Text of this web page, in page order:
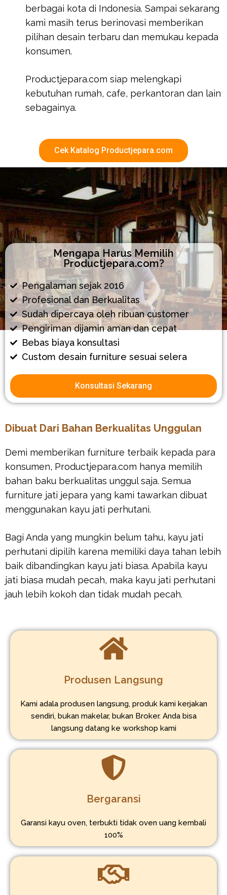
berbagai kota di Indonesia. Sampai sekarang
kami masih terus berinovasi memberikan
pilihan desain terbaru dan memukau kepada
konsumen.
Productjepara.com siap melengkapi
kebutuhan rumah, cafe, perkantoran dan lain
sebagainya.
Cek Katalog Productjepara.com
Mengapa Harus Memilih
Productjepara.com?
Pengalaman sejak 2016
Profesional dan Berkualitas
Sudah dipercaya oleh ribuan customer
Pengiriman dijamin aman dan cepat
Bebas biaya konsultasi
Custom desain furniture sesuai selera
Konsultasi Sekarang
Dibuat Dari Bahan Berkualitas Unggulan
Demi memberikan furniture terbaik kepada para
konsumen, Productjepara.com hanya memilih
bahan baku berkualitas unggul saja. Semua
furniture jati jepara yang kami tawarkan dibuat
menggunakan kayu jati perhutani.
Bagi Anda yang mungkin belum tahu, kayu jati
perhutani dipilih karena memiliki daya tahan lebih
baik dibandingkan kayu jati biasa. Apabila kayu
jati biasa mudah pecah, maka kayu jati perhutani
jauh lebih kokoh dan tidak mudah pecah.
Produsen Langsung
Kami adala produsen langsung, produk kami kerjakan
sendiri, bukan makelar, bukan Broker. Anda bisa
langsung datang ke workshop kami
Bergaransi
Garansi kayu oven, terbukti tidak oven uang kembali
100%